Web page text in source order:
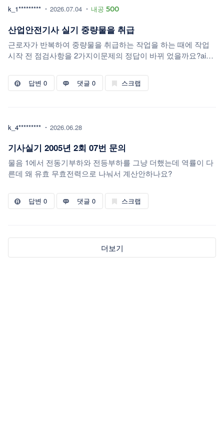
k_1********* 2026.07.04 내공 500
산업안전기사 실기 중량물을 취급
근로자가 반복하여 중량물을 취급하는 작업을 하는 때에 작업
시작 전 점검사항을 2가지이문제의 정답이 바뀌 었을까요?ai는
작업근로자의 통행 유무 및 통행경로의 상태작업장 내 유해위
험요인의 유무기존답변으로중량물 취급의 올바른자세및 복장
답변 0 댓글 0 스크랩
k_4********* 2026.06.28
기사실기 2005년 2회 07번 문의
물음 1에서 전동기부하와 전등부하를 그냥 더했는데 역률이 다
른데 왜 유효 무효전력으로 나눠서 계산안하나요?
답변 0 댓글 0 스크랩
더보기